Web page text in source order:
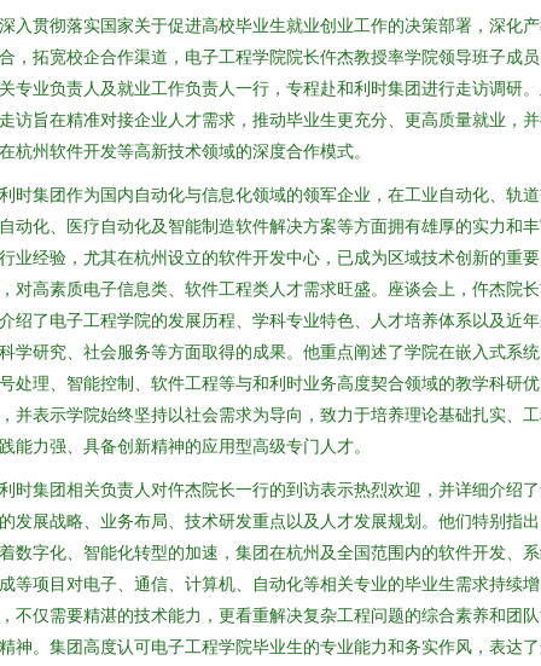
入贯彻落实国家关于促进高校毕业生就业创业工作的决策部署，深化
，拓宽校企合作渠道，电子工程学院院长仵杰教授率学院领导班子成
专业负责人及就业工作负责人一行，专程赴和利时集团进行走访调研
访旨在精准对接企业人才需求，推动毕业生更充分、更高质量就业，
杭州软件开发等高新技术领域的深度合作模式。
时集团作为国内自动化与信息化领域的领军企业，在工业自动化、轨
动化、医疗自动化及智能制造软件解决方案等方面拥有雄厚的实力和
业经验，尤其在杭州设立的软件开发中心，已成为区域技术创新的重
对高素质电子信息类、软件工程类人才需求旺盛。座谈会上，仵杰院
绍了电子工程学院的发展历程、学科专业特色、人才培养体系以及近
学研究、社会服务等方面取得的成果。他重点阐述了学院在嵌入式系
处理、智能控制、软件工程等与和利时业务高度契合领域的教学科研优
并表示学院始终坚持以社会需求为导向，致力于培养理论基础扎实、
能力强、具备创新精神的应用型高级专门人才。
时集团相关负责人对仵杰院长一行的到访表示热烈欢迎，并详细介绍
发展战略、业务布局、技术研发重点以及人才发展规划。他们特别指
数字化、智能化转型的加速，集团在杭州及全国范围内的软件开发、
等项目对电子、通信、计算机、自动化等相关专业的毕业生需求持续增
不仅需要精湛的技术能力，更看重解决复杂工程问题的综合素养和团
神。集团高度认可电子工程学院毕业生的专业能力和务实作风，表达